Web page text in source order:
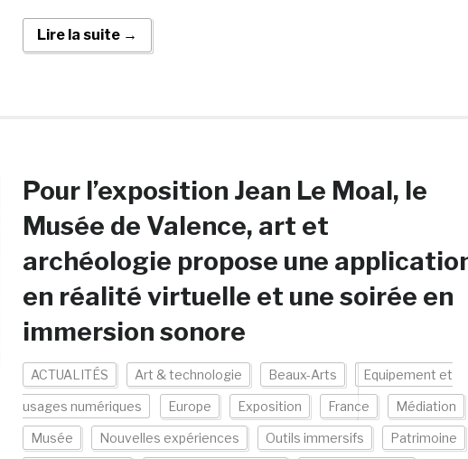
Lire la suite →
Pour l’exposition Jean Le Moal, le
Musée de Valence, art et
archéologie propose une
en réalité virtuelle et une soirée en
immersion sonore
ACTUALITÉS Art & technologie Beaux-Arts Equipement et
usages numériques Europe Exposition France Médiation
Musée Nouvelles expériences Outils immersifs Patrimoine